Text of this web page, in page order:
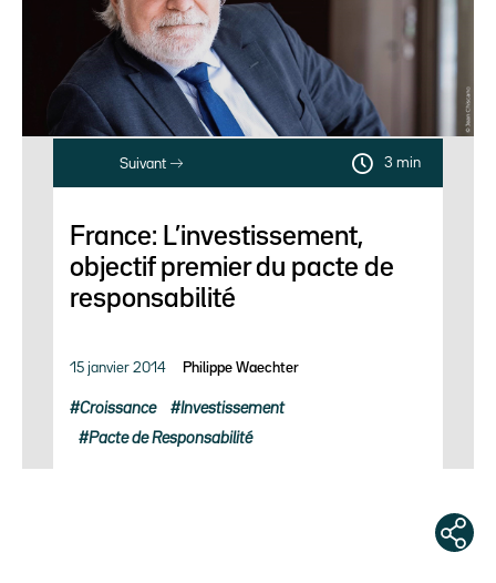
Suivant 3 min
France: L’investissement,
objectif premier du pacte de
responsabilité
15 janvier 2014 Philippe Waechter
Croissance Investissement
Pacte de Responsabilité